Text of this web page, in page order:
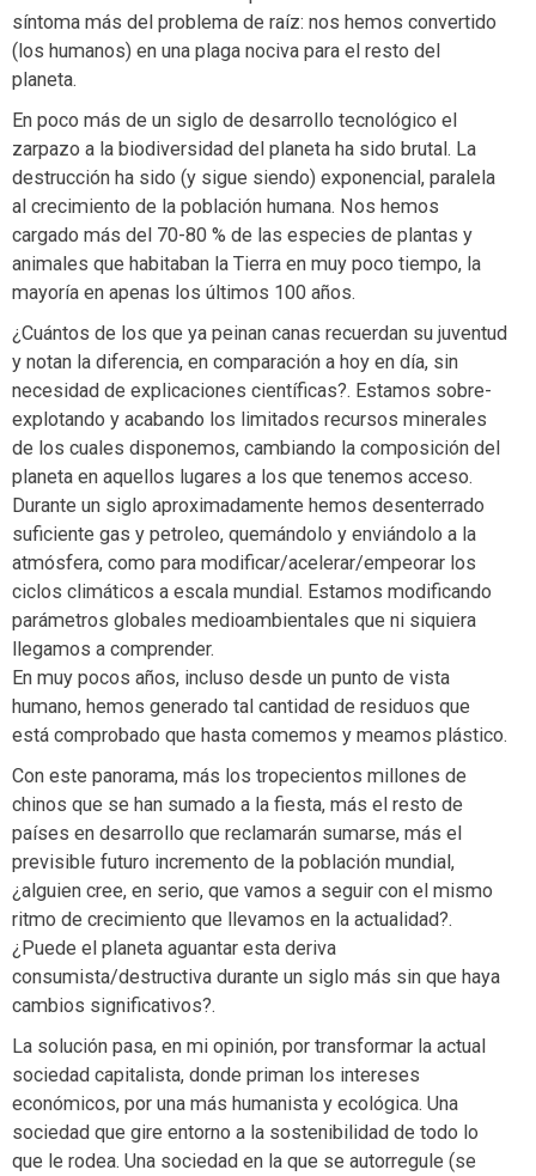
síntoma más del problema de raíz: nos hemos convertido
(los humanos) en una plaga nociva para el resto del
planeta.
En poco más de un siglo de desarrollo tecnológico el
zarpazo a la biodiversidad del planeta ha sido brutal. La
destrucción ha sido (y sigue siendo) exponencial, paralela
al crecimiento de la población humana. Nos hemos
cargado más del 70-80 % de las especies de plantas y
animales que habitaban la Tierra en muy poco tiempo, la
mayoría en apenas los últimos 100 años.
¿Cuántos de los que ya peinan canas recuerdan su juventud
y notan la diferencia, en comparación a hoy en día, sin
necesidad de explicaciones científicas?. Estamos sobre-
explotando y acabando los limitados recursos minerales
de los cuales disponemos, cambiando la composición del
planeta en aquellos lugares a los que tenemos acceso.
Durante un siglo aproximadamente hemos desenterrado
suficiente gas y petroleo, quemándolo y enviándolo a la
atmósfera, como para modificar/acelerar/empeorar los
ciclos climáticos a escala mundial. Estamos modificando
parámetros globales medioambientales que ni siquiera
llegamos a comprender.
En muy pocos años, incluso desde un punto de vista
humano, hemos generado tal cantidad de residuos que
está comprobado que hasta comemos y meamos plástico.
Con este panorama, más los tropecientos millones de
chinos que se han sumado a la fiesta, más el resto de
países en desarrollo que reclamarán sumarse, más el
previsible futuro incremento de la población mundial,
¿alguien cree, en serio, que vamos a seguir con el mismo
ritmo de crecimiento que llevamos en la actualidad?.
¿Puede el planeta aguantar esta deriva
consumista/destructiva durante un siglo más sin que haya
cambios significativos?.
La solución pasa, en mi opinión, por transformar la actual
sociedad capitalista, donde priman los intereses
económicos, por una más humanista y ecológica. Una
sociedad que gire entorno a la sostenibilidad de todo lo
que le rodea. Una sociedad en la que se autorregule (se